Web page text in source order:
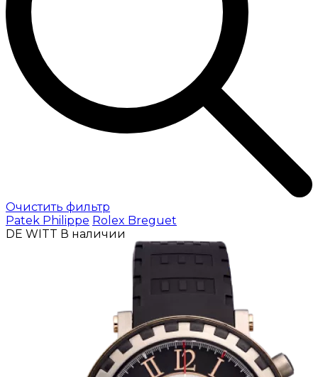
Очистить фильтр
Patek Philippe Rolex Breguet
DE WITT В наличии